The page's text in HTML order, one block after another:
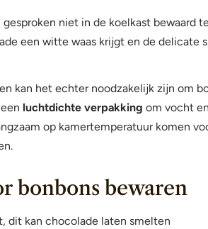
niet in de koelkast bewaard
een witte waas krijgt en de delicate
kan het echter noodzakelijk zijn om
luchtdichte verpakking om vocht
op kamertemperatuur komen
bonbons bewaren
dit kan chocolade laten smelten